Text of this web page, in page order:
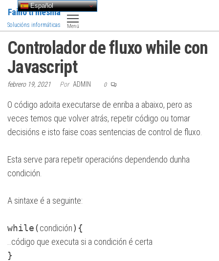
Saltar
contenido
Faino ti mesma
Solucións informáticas Menú
Controlador de fluxo while con
Javascript
febrero 19, 2021 Por ADMIN 0
O código adoita executarse de enriba a abaixo, pero as
veces temos que volver atrás, repetir código ou tomar
decisións e isto faise coas sentencias de control de fluxo.
Esta serve para repetir operacións dependendo dunha
condición.
A sintaxe é a seguinte:
while(condición){
..código que executa si a condición é certa
}
Español